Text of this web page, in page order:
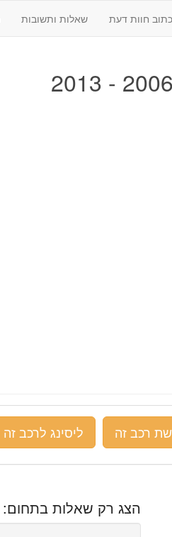
כתוב חוות דעת שאלות ותשובות
רכב זה ליסינג לרכב זה
הצג רק שאלות בתחום: